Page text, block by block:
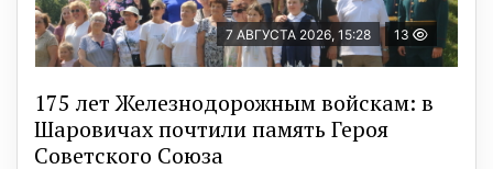
7 АВГУСТА 2026, 15:28 13
175 лет Железнодорожным войскам: в
Шаровичах почтили память Героя
Советского Союза